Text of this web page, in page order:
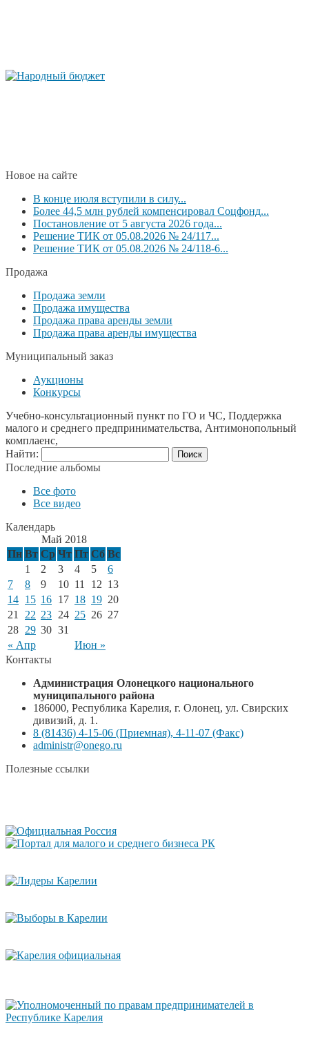
Новое на сайте
В конце июля вступили в силу...
Более 44,5 млн рублей компенсировал Соцфонд...
Постановление от 5 августа 2026 года...
Решение ТИК от 05.08.2026 № 24/117...
Решение ТИК от 05.08.2026 № 24/118-6...
Продажа
Продажа земли
Продажа имущества
Продажа права аренды земли
Продажа права аренды имущества
Муниципальный заказ
Аукционы
Конкурсы
Учебно-консультационный пункт по ГО и ЧС, Поддержка
малого и среднего предпринимательства, Антимонопольный
комплаенс,
Найти:
Последние альбомы
Все фото
Все видео
Календарь
Май 2018
Пн Вт Ср Чт Пт Сб Вс
« Апр Июн »
1 2 3 4 5
6
7
8 9 10 11 12 13
14 15 16 17 18 19 20
21
22 23 24 25 26 27
28 29 30 31
Контакты
Администрация Олонецкого национального
муниципального района
186000, Республика Карелия, г. Олонец, ул. Свирских
дивизий, д. 1.
8 (81436) 4-15-06 (Приемная), 4-11-07 (Факс)
administr@onego.ru
Полезные ссылки